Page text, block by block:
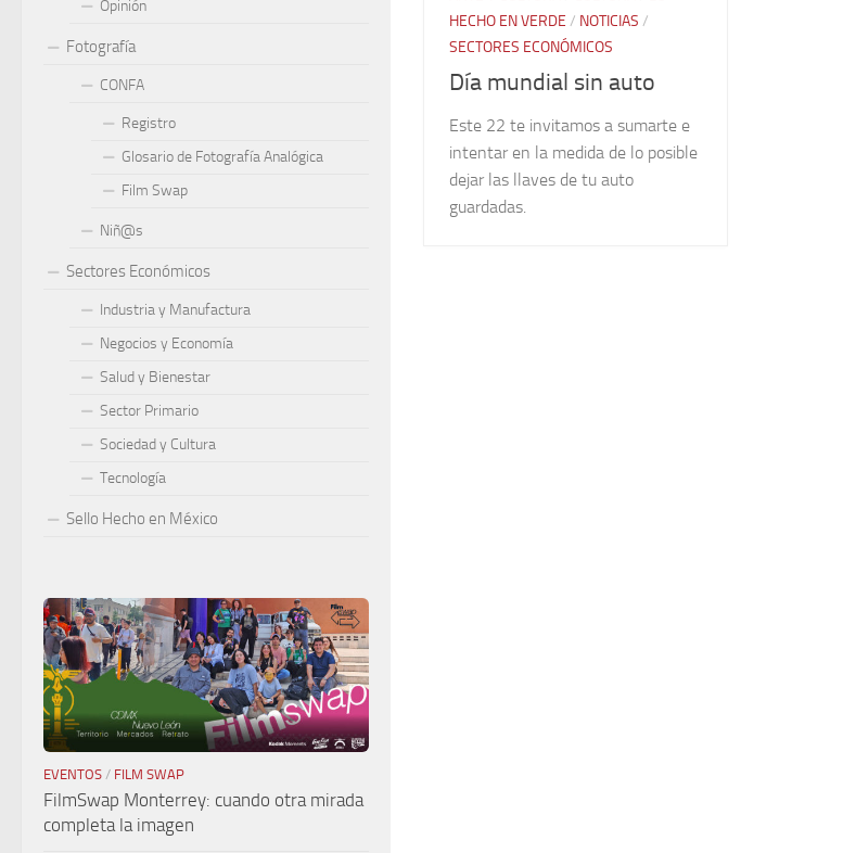
HECHO EN VERDE / NOTICIAS /
SECTORES ECONÓMICOS
Día mundial sin auto
Este 22 te invitamos a sumarte e
intentar en la medida de lo posible
dejar las llaves de tu auto
guardadas.
Opinión
Fotografía
CONFA
Registro
Glosario de Fotografía Analógica
Film Swap
Niñ@s
Sectores Económicos
Industria y Manufactura
Negocios y Economía
Salud y Bienestar
Sector Primario
Sociedad y Cultura
Tecnología
Sello Hecho en México
EVENTOS / FILM SWAP
FilmSwap Monterrey: cuando otra mirada
completa la imagen